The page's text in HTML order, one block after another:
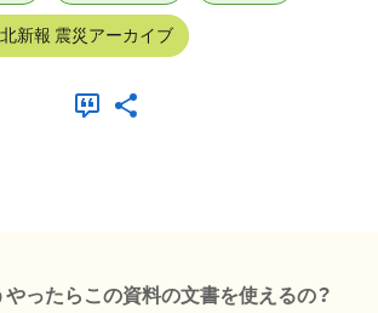
新報 震災アーカイブ
やったらこの資料の文書を使えるの？